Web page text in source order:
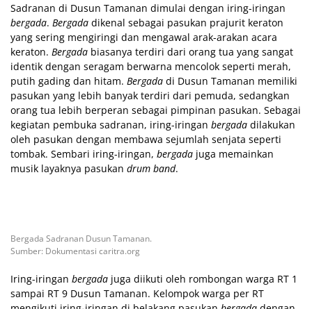
Sadranan di Dusun Tamanan dimulai dengan iring-iringan
bergada. Bergada dikenal sebagai pasukan prajurit keraton
yang sering mengiringi dan mengawal arak-arakan acara
keraton. Bergada biasanya terdiri dari orang tua yang sangat
identik dengan seragam berwarna mencolok seperti merah,
putih gading dan hitam. Bergada di Dusun Tamanan memiliki
pasukan yang lebih banyak terdiri dari pemuda, sedangkan
orang tua lebih berperan sebagai pimpinan pasukan. Sebagai
kegiatan pembuka sadranan, iring-iringan bergada dilakukan
oleh pasukan dengan membawa sejumlah senjata seperti
tombak. Sembari iring-iringan, bergada juga memainkan
musik layaknya pasukan drum band.
Bergada Sadranan Dusun Tamanan.
Sumber: Dokumentasi caritra.org
Iring-iringan bergada juga diikuti oleh rombongan warga RT 1
sampai RT 9 Dusun Tamanan. Kelompok warga per RT